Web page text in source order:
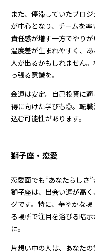
また、停滞していたプロ
が中心となり、チームを率
責任感が増す一方でやり
温度差が生まれやすく、
人が出るかもしれません
っ張る意識を。
金運は安定。自己投資に
得に向けた学びも◎。転職
込む可能性があります。
獅子座・恋愛
恋愛面でも“あなたらしさ
獅子座は、出会い運が高
グです。特に、華やかな
る場所で注目を浴びる暗
に。
片想い中の人は、あなた